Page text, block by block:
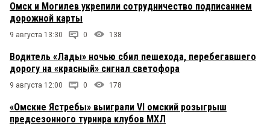
Омск и Могилев укрепили сотрудничество подписанием
дорожной карты
9 августа 13:30 0 138
Водитель «Лады» ночью сбил пешехода, перебегавшего
дорогу на «красный» сигнал светофора
9 августа 12:00 0 178
«Омские Ястребы» выиграли VI омский розыгрыш
предсезонного турнира клубов МХЛ